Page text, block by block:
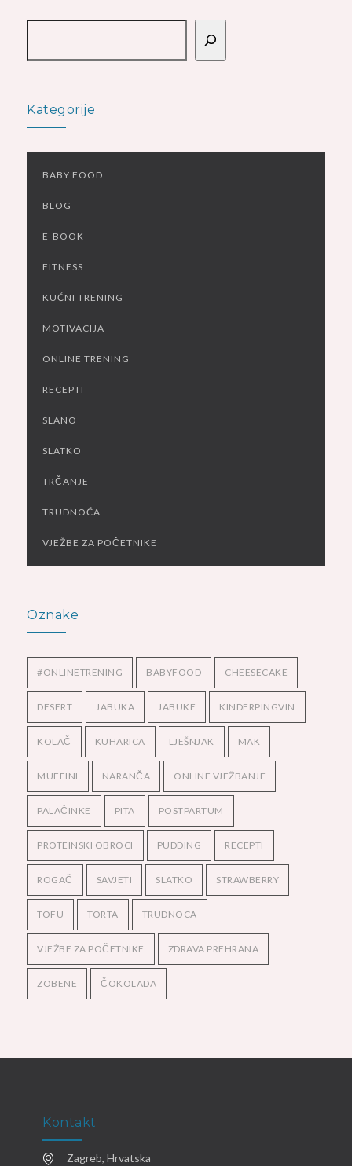
Pretraga
Kategorije
BABY FOOD
BLOG
E-BOOK
FITNESS
KUĆNI TRENING
MOTIVACIJA
ONLINE TRENING
RECEPTI
SLANO
SLATKO
TRČANJE
TRUDNOĆA
VJEŽBE ZA POČETNIKE
Oznake
#ONLINETRENING BABYFOOD CHEESECAKE
DESERT JABUKA JABUKE KINDERPINGVIN
KOLAČ KUHARICA LJEŠNJAK MAK
MUFFINI NARANČA ONLINE VJEŽBANJE
PALAČINKE PITA POSTPARTUM
PROTEINSKI OBROCI PUDDING RECEPTI
ROGAČ SAVJETI SLATKO STRAWBERRY
TOFU TORTA TRUDNOCA
VJEŽBE ZA POČETNIKE ZDRAVA PREHRANA
ZOBENE ČOKOLADA
Kontakt
Zagreb, Hrvatska